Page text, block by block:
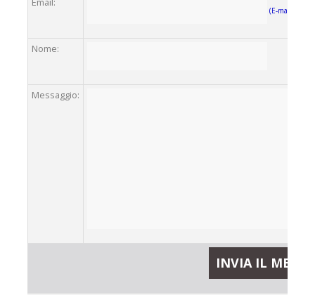
(E-mail)
Nome:
Messaggio: